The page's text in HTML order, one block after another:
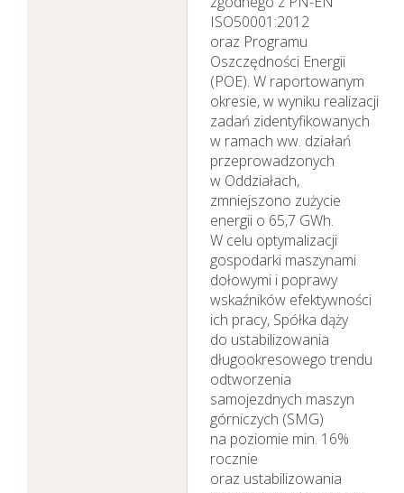
ISO50001:2012
oraz Programu
Oszczędności Energii
(POE). W raportowanym
okresie, w wyniku realizacji
zadań zidentyfikowanych
w ramach ww. działań
przeprowadzonych
w Oddziałach,
zmniejszono zużycie
energii o 65,7 GWh.
W celu optymalizacji
gospodarki maszynami
dołowymi i poprawy
wskaźników efektywności
ich pracy, Spółka dąży
do ustabilizowania
długookresowego trendu
odtworzenia
samojezdnych maszyn
górniczych (SMG)
na poziomie min. 16%
rocznie
oraz ustabilizowania